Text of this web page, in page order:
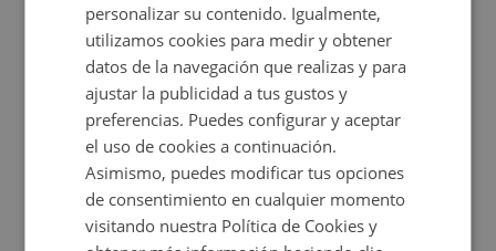
42.800€
62,7m2
CONDICIONES ESPECIALES
personalizar su contenido. Igualmente,
utilizamos cookies para medir y obtener
datos de la navegación que realizas y para
ajustar la publicidad a tus gustos y
preferencias. Puedes configurar y aceptar
el uso de cookies a continuación.
Asimismo, puedes modificar tus opciones
de consentimiento en cualquier momento
visitando nuestra Política de Cookies y